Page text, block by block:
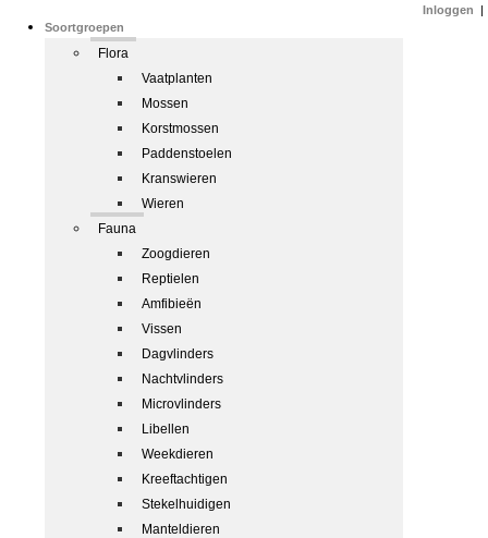
Soortgroepen
Flora
Vaatplanten
Mossen
Korstmossen
Paddenstoelen
Kranswieren
Wieren
Fauna
Zoogdieren
Reptielen
Amfibieën
Vissen
Dagvlinders
Nachtvlinders
Microvlinders
Libellen
Weekdieren
Kreeftachtigen
Stekelhuidigen
Manteldieren
Inloggen |